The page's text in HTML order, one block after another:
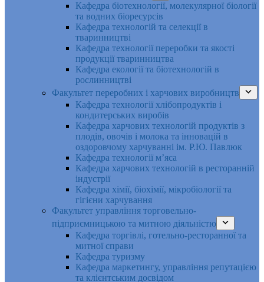
Кафедра біотехнології, молекулярної біології
та водних біоресурсів
Кафедра технологій та селекції в
тваринництві
Кафедра технології переробки та якості
продукції тваринництва
Кафедра екології та біотехнологій в
рослинництві
Факультет переробних і харчових виробництв
Кафедра технології хлібопродуктів і
кондитерських виробів
Кафедра харчових технологій продуктів з
плодів, овочів і молока та інновацій в
оздоровчому харчуванні ім. Р.Ю. Павлюк
Кафедра технології м’яса
Кафедра харчових технологій в ресторанній
індустрії
Кафедра хімії, біохімії, мікробіології та
гігієни харчування
Факультет управління торговельно-
підприємницькою та митною діяльністю
Кафедра торгівлі, готельно-ресторанної та
митної справи
Кафедра туризму
Кафедра маркетингу, управління репутацією
та клієнтським досвідом